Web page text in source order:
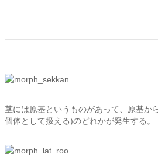
茎には原基というものがあって、原基か
個体として扱える)のどれかが発生する。